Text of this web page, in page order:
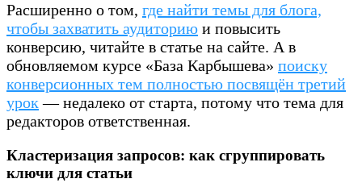
Расширенно о том, где найти темы для блога,
чтобы захватить аудиторию и повысить
конверсию, читайте в статье на сайте. А в
обновляемом курсе «База Карбышева» поиску
конверсионных тем полностью посвящён третий
урок— недалеко от старта, потому что тема для
редакторов ответственная.
Кластеризация запросов: как сгруппировать
ключи для статьи